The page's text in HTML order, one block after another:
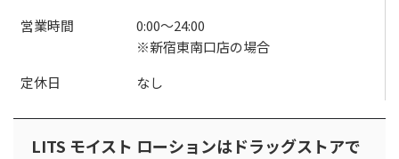
営業時間
0:00〜24:00
※新宿東南口店の場合
定休日
なし
LITS モイスト ローションはドラッグストアで